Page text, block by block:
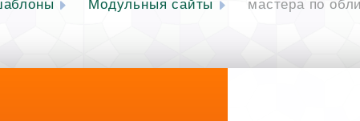
Модульныя сайты мастера по